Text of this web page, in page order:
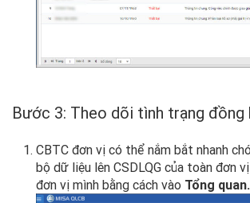
Bước 3: Theo dõi tình trạng đồng
CBTC đơn vị có thể nắm bắt nhanh
bộ dữ liệu lên CSDLQG của toàn đơn
đơn vị mình bằng cách vào Tổng quan.